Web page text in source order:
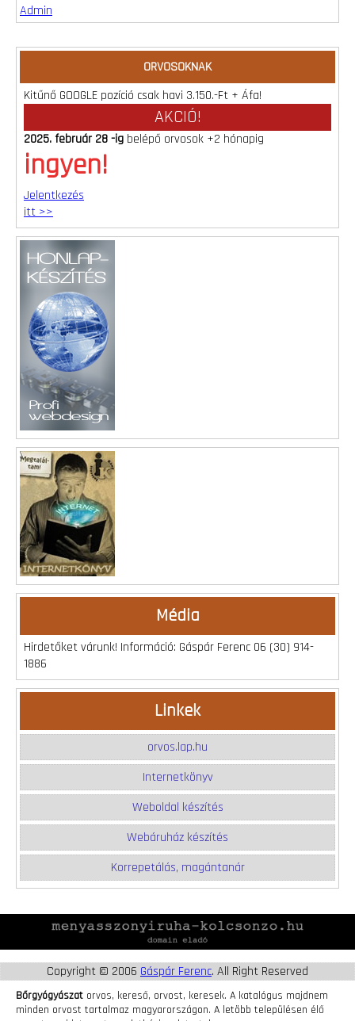
Admin
ORVOSOKNAK
Kitűnő GOOGLE pozíció csak havi 3.150.-Ft + Áfa!
AKCIÓ!
2025. február 28 -ig belépő orvosok +2 hónapig
ingyen!
Jelentkezés
itt >>
Média
Hirdetőket várunk! Információ: Gáspár Ferenc 06 (30) 914-
1886
Linkek
orvos.lap.hu
Internetkönyv
Weboldal készítés
Webáruház készítés
Korrepetálás, magántanár
Copyright © 2006 Gáspár Ferenc. All Right Reserved
Bőrgyógyászat orvos, kereső, orvost, keresek. A katalógus majdnem
minden orvost tartalmaz magyarországon. A letöbb településen élő